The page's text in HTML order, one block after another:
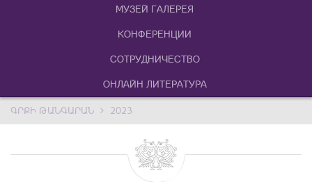
МУЗЕЙ ГАЛЕРЕЯ
КОНФЕРЕНЦИИ
СОТРУДНИЧЕСТВО
ОНЛАЙН ЛИТЕРАТУРА
ԳՐՔԻ ԹԱՆԳԱՐԱՆ 2023